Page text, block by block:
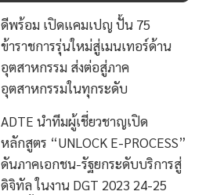
ดีพร้อม เปิดแคมเปญ ปั้น 75
ข้าราชการรุ่นใหม่สู่เมนเทอร์ด้าน
อุตสาหกรรม ส่งต่อสู่ภาค
อุตสาหกรรมในทุกระดับ
ADTE นำทีมผู้เชี่ยวชาญเปิด
หลักสูตร “UNLOCK E-PROCESS”
ดันภาคเอกชน-รัฐยกระดับบริการสู่
ดิจิทัล ในงาน DGT 2023 24-25